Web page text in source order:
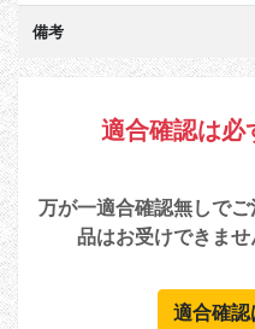
備考
適合確認は必
万が一適合確認無しで
品はお受けできませ
適合確認